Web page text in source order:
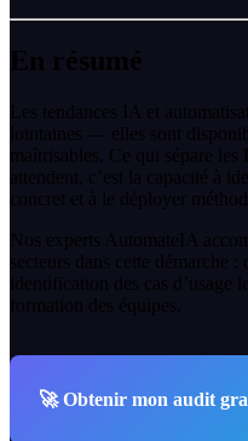
En résumé
Les tendances IA et
lointaines — elles sont
maîtrisables. Ce qui sépare
attendent, c’est la capacité à
concret et à le déployer
Nos experts AutomateIA
secteurs dans cette démarche
identification des cas d’usage
formation des équipes.
🚀Obtenir mon audit